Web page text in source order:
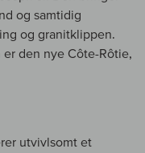
og samtidig
og granitklippen.
den nye Côte-Rôtie,
utvivlsomt et